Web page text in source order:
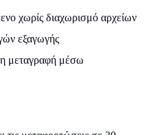
χωρίς διαχωρισμό αρχείων
εξαγωγής
μεταγραφή μέσω